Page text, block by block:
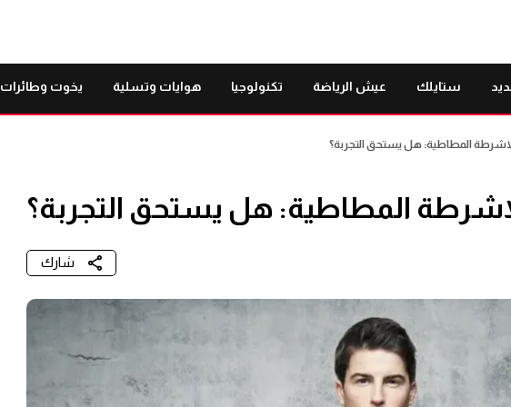
ستايلك عيش الرياضة تكنولوجيا هوايات وتسلية يخوت وطائرات
المطاطية: هل يستحق التجربة؟
المطاطية: هل يستحق التجربة؟
شارك